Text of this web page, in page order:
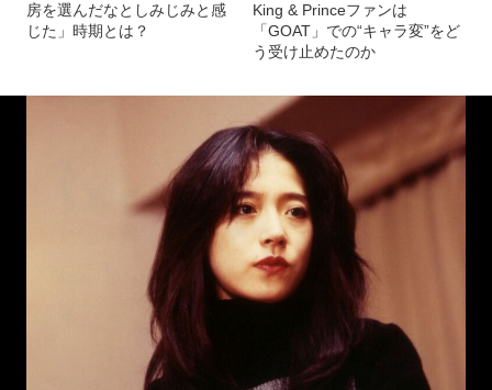
房を選んだなとしみじみと感
じた」時期とは？
King & Princeファンは
「GOAT」での“キャラ変”をど
う受け止めたのか